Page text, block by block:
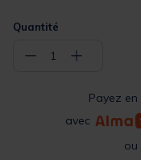
Quantité
− 1 +
Payez en
avec